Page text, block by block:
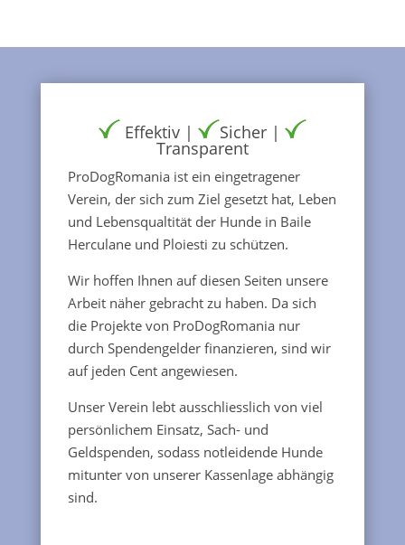
Effektiv | Sicher |
Transparent
ProDogRomania ist ein eingetragener
Verein, der sich zum Ziel gesetzt hat, Leben
und Lebensqualtität der Hunde in Baile
Herculane und Ploiesti zu schützen.
Wir hoffen Ihnen auf diesen Seiten unsere
Arbeit näher gebracht zu haben. Da sich
die Projekte von ProDogRomania nur
durch Spendengelder finanzieren, sind wir
auf jeden Cent angewiesen.
Unser Verein lebt ausschliesslich von viel
persönlichem Einsatz, Sach- und
Geldspenden, sodass notleidende Hunde
mitunter von unserer Kassenlage abhängig
sind.